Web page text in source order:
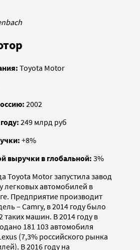
Toyota Motor
2002
249 млрд руб
+8%
выручки в глобальной: 3%
Toyota Motor запустила завод
легковых автомобилей в
Предприятие производит
– Camry, в 2014 году было
таких машин. В 2014 году в
181 103 автомобиля
(7,3% российского рынка
В 2016 году на